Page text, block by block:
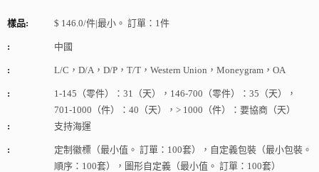
樣品: $ 146.0/件|最小。 訂單：1件
: 中國
: L/C，D/A，D/P，T/T，Western Union，Moneygram，OA
:
1-145（零件）：31（天），146-700（零件）：35（天），
701-1000（件）：40（天），> 1000（件）：要協商（天）
:
支持海運
:
定制徽標（最小值。 訂單：100套），自定義包裝（最小包裝。
順序：100套），圖形自定義（最小值。 訂單：100套）